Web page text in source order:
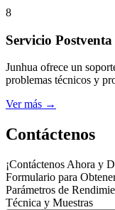
8
Servicio Postventa
Junhua ofrece un
problemas técnicos y
Ver más →
Contáctenos
¡Contáctenos Ahora y
Formulario para
Parámetros de
Técnica y Muestras